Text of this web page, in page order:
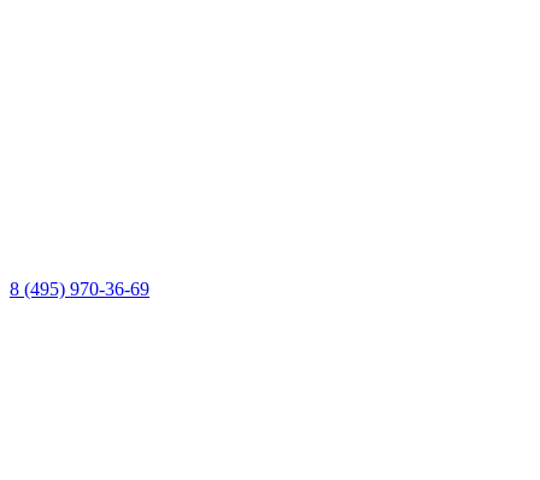
8 (495) 970-36-69